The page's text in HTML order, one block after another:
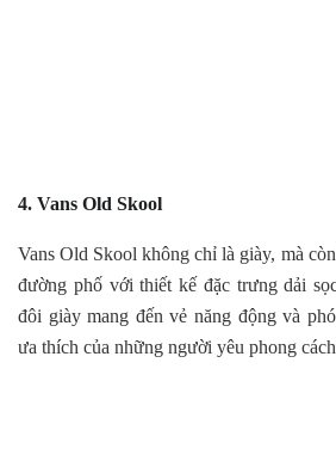
4. Vans Old Skool
Vans Old Skool không chỉ là giày, mà
đường phố với thiết kế đặc trưng dải
đôi giày mang đến vẻ năng động và
ưa thích của những người yêu phong